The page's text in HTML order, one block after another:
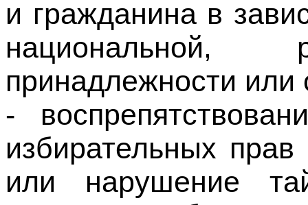
принадлежности или
-
избирательных
или нарушение
насилием либо
-